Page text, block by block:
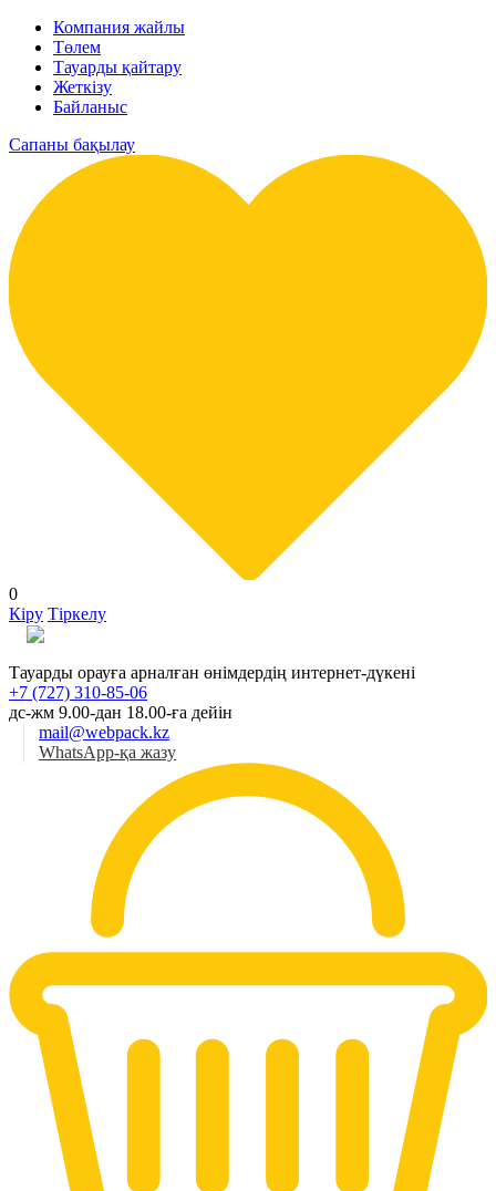
Компания жайлы
Төлем
Тауарды қайтару
Жеткізу
Байланыс
Сапаны бақылау
0
Кіру Тіркелу
Тауарды орауға арналған өнімдердің интернет-дүкені
+7 (727) 310-85-06
дс-жм 9.00-дан 18.00-ға дейін
mail@webpack.kz
WhatsApp-қа жазу